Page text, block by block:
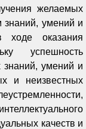
желаемых
знаний, умений и
ходе оказания
успешность
знаний, умений и
и неизвестных
качеств и